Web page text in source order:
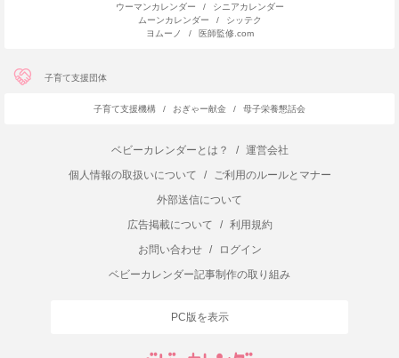
ウーマンカレンダー /
シニアカレンダー
ムーンカレンダー
/
シッテク
ヨムーノ
/ 医師監修.com
子育て支援団体
子育て支援機構 / おぎゃー献金 / 母子栄養懇話会
ベビーカレンダーとは？ /
運営会社
個人情報の取扱いについて
/
ご利用のルールとマナー
外部送信について
広告掲載について
/
利用規約
お問い合わせ
/
ログイン
ベビーカレンダー記事制作の取り組み
PC版を表示